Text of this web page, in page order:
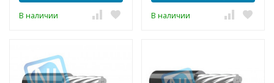
В наличии В наличии